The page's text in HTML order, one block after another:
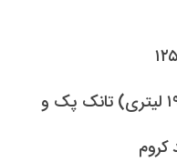
همراه با مخزن ذخیره آب (۱۹ لیتری) تانک پک و
کروم